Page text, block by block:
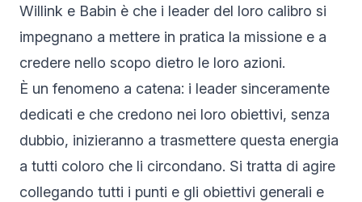
Willink e Babin è che i leader del loro calibro si
impegnano a mettere in pratica la missione e a
credere nello scopo dietro le loro azioni.
È un fenomeno a catena: i leader sinceramente
dedicati e che credono nei loro obiettivi, senza
dubbio, inizieranno a trasmettere questa energia
a tutti coloro che li circondano. Si tratta di agire
collegando tutti i punti e gli obiettivi generali e